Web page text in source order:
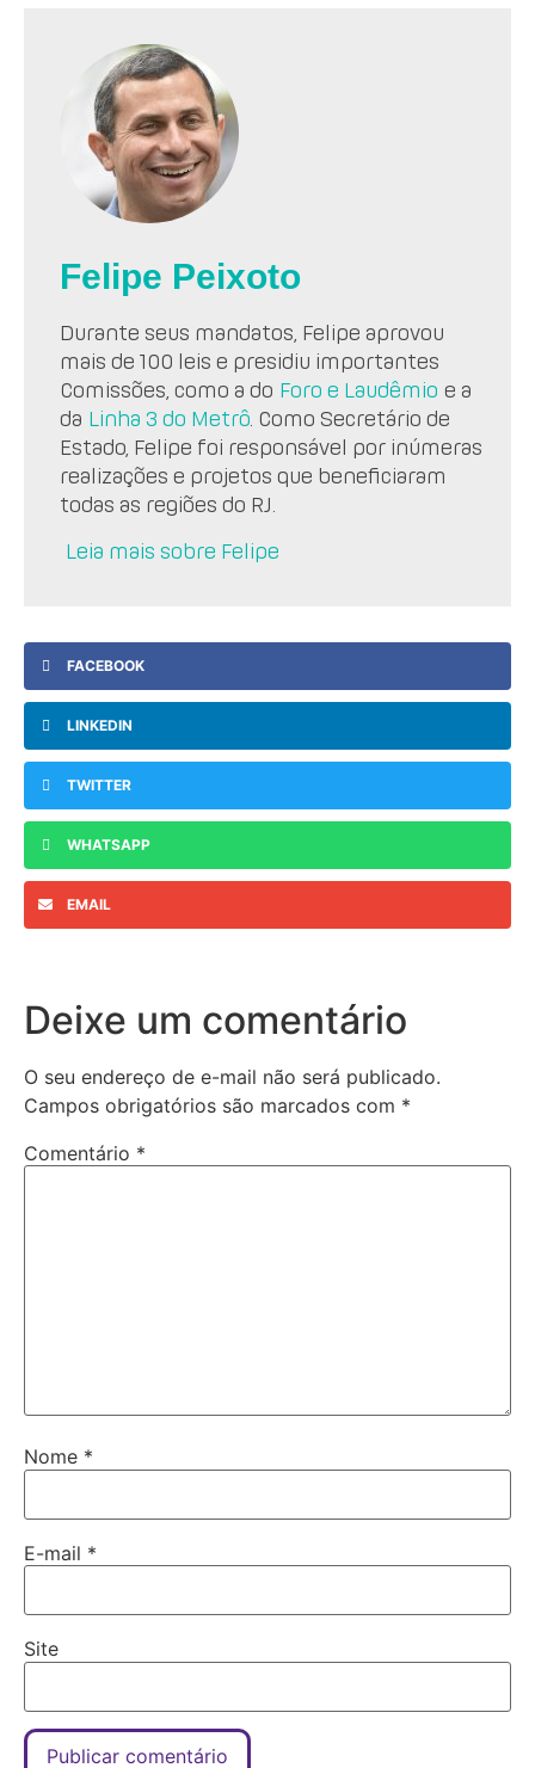
Felipe Peixoto
Durante seus mandatos, Felipe aprovou
mais de 100 leis e presidiu importantes
Comissões, como a do Foro e Laudêmio e a
da Linha 3 do Metrô . Como Secretário de
Estado, Felipe foi responsável por inúmeras
realizações e projetos que beneficiaram
todas as regiões do RJ.
Leia mais sobre Felipe
FACEBOOK
LINKEDIN
TWITTER
WHATSAPP
EMAIL
Deixe um comentário
O seu endereço de e-mail não será publicado.
Campos obrigatórios são marcados com *
Comentário *
Nome *
E-mail *
Site